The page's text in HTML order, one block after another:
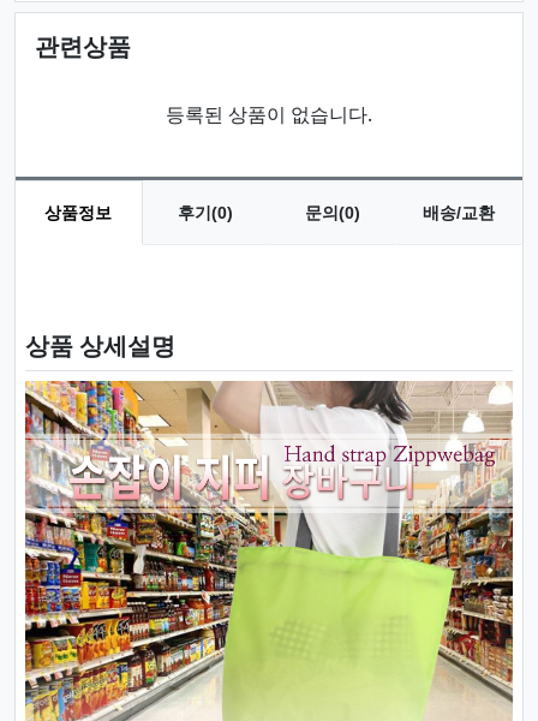
관련상품
등록된 상품이 없습니다.
상품정보 후기(0) 문의(0) 배송/교환
상품 상세설명